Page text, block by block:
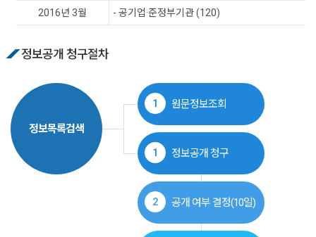
2016년 3월 - 공기업·준정부기관 (120)
정보공개 청구절차
정보목록검색
1 원문정보조회
1 정보공개 청구
2 공개 여부 결정(10일)